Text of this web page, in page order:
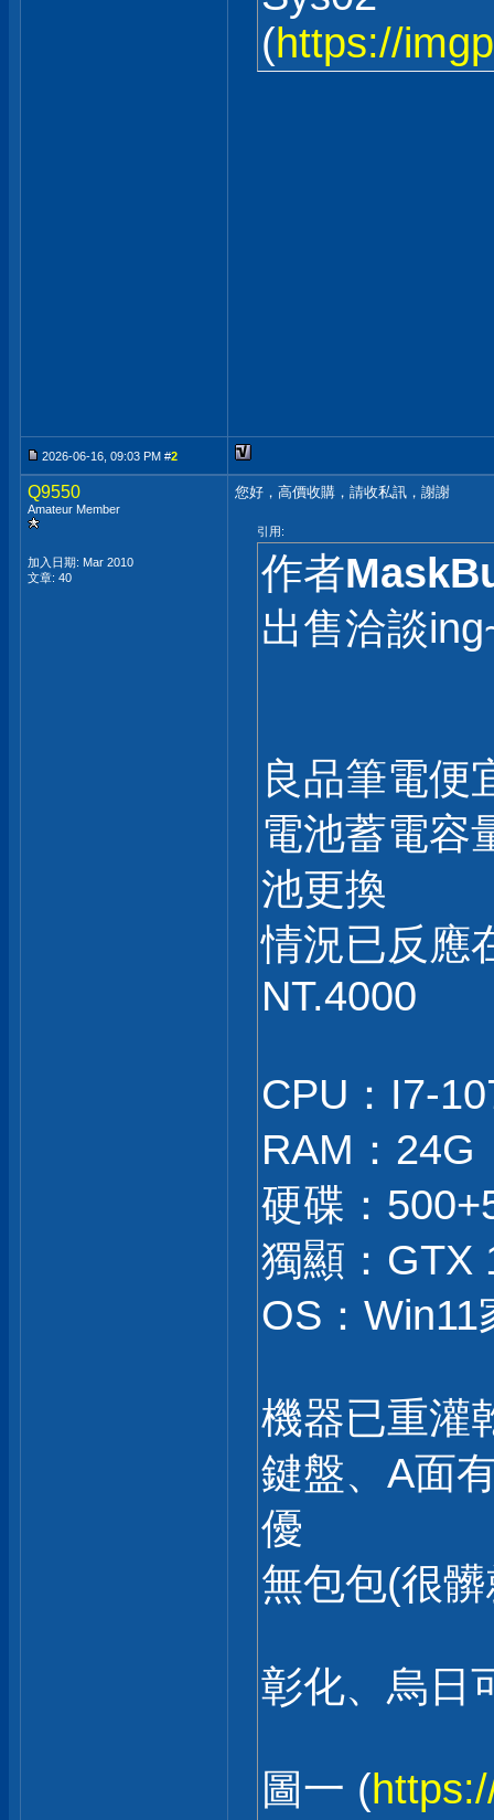
(https://
2026-06-16, 09:03 PM #2
Q9550
Amateur Member
加入日期: Mar 2010
文章: 40
您好，高價收購，請收私訊，謝謝
引用:
作者
出售洽談
良品筆電便
電池蓄電容
池更換
情況已反應
NT.4000
CPU：I7-
RAM：24G
硬碟：
獨顯：GTX
OS：
機器已重灌
鍵盤、A面
優
無包包(很
彰化、烏日
圖一 (